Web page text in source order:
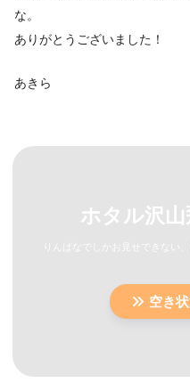
な。
ありがとうございました！
あきら
ホタル沢
りんぱなでしかお見せできない
空き